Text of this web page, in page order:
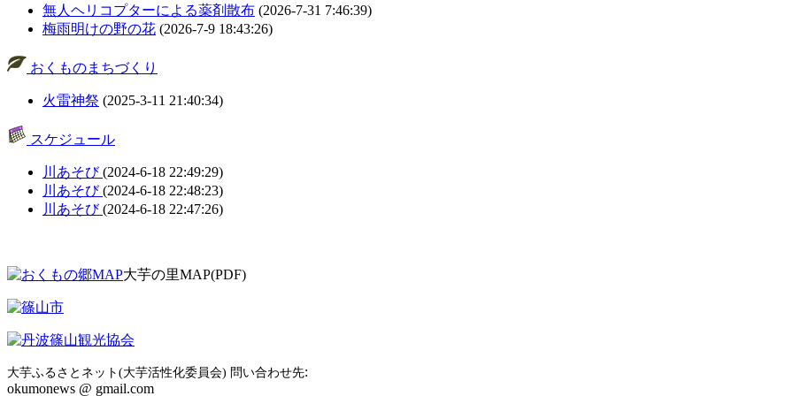
無人ヘリコプターによる薬剤散布 (2026-7-31 7:46:39)
梅雨明けの野の花 (2026-7-9 18:43:26)
おくものまちづくり
火雷神祭 (2025-3-11 21:40:34)
スケジュール
川あそび(2024-6-18 22:49:29)
川あそび(2024-6-18 22:48:23)
川あそび(2024-6-18 22:47:26)
大芋の里MAP(PDF)
大芋ふるさとネット(大芋活性化委員会) 問い合わせ先:
okumonews @ gmail.com